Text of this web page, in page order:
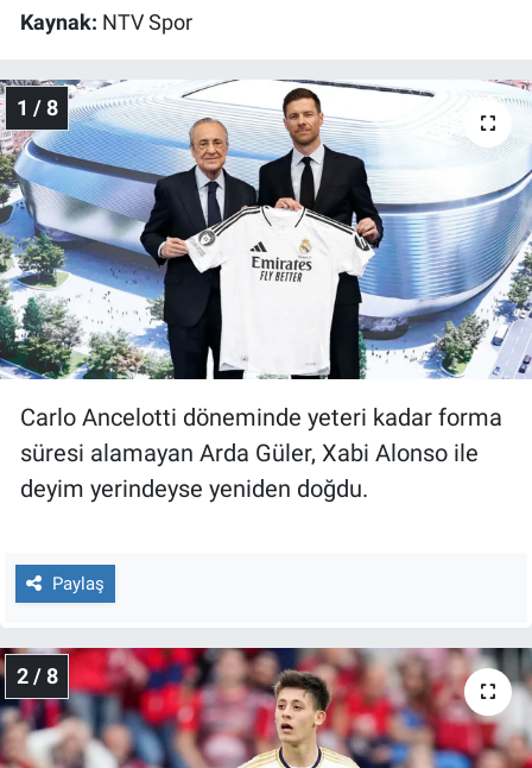
Kaynak: NTV Spor
1 / 8
Carlo Ancelotti döneminde yeteri kadar forma
süresi alamayan Arda Güler, Xabi Alonso ile
deyim yerindeyse yeniden doğdu.
Paylaş
2 / 8
Gün Bitiyor
Gün Ortası
Gündem Özel
Günün görüntüsü
Haber
İlan
Koronavirüs
Ne demişti
Popüler
Programlar